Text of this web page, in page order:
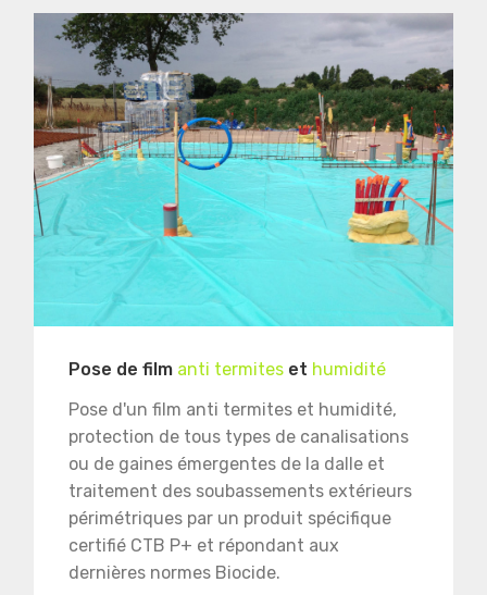
Pose de film anti termites et humidité
Pose d'un film anti termites et humidité,
protection de tous types de canalisations
ou de gaines émergentes de la dalle et
traitement des soubassements extérieurs
périmétriques par un produit spécifique
certifié CTB P+ et répondant aux
dernières normes Biocide.